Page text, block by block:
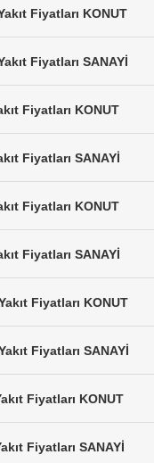
Fiyatları KONUT
Fiyatları SANAYİ
Fiyatları KONUT
Fiyatları SANAYİ
Fiyatları KONUT
Fiyatları SANAYİ
Fiyatları KONUT
Fiyatları SANAYİ
Fiyatları KONUT
Fiyatları SANAYİ